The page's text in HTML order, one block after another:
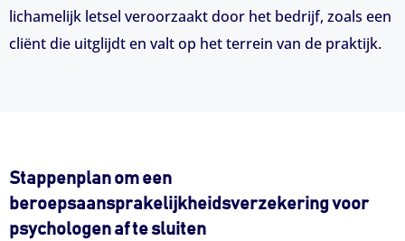
lichamelijk letsel veroorzaakt door het bedrijf, zoals een
cliënt die uitglijdt en valt op het terrein van de praktijk.
Stappenplan om een
beroepsaansprakelijkheidsverzekering voor
psychologen af te sluiten